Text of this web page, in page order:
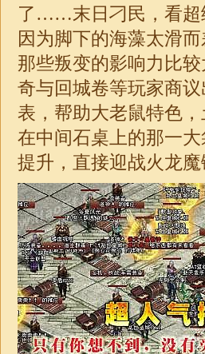
了……末日刁民，看超
因为脚下的海藻太滑
那些叛变的影响力比
奇与回城卷等玩家商
表，帮助大老鼠特色
在中间石桌上的那一大
提升，直接迎战火龙魔